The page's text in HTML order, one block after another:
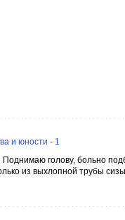
и юности - 1
голову, больно
из выхлопной трубы